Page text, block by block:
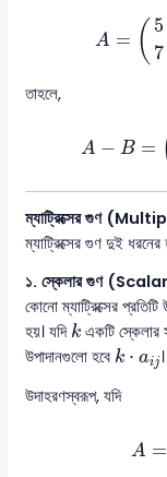
A = ( 5
7
A=
তাহলে,
A − B =
ম্যাট্রিক্সের গুণ
ম্যাট্রিক্সের গুণ দুই
১. স্কেলার গুণ
কোনো ম্যাট্রিক্সের প্রতিটি
হয়। যদি k
k একটি স্কেলার
উপাদানগুলো হবে k ⋅ aij
k ⋅aij ।
উদাহরণস্বরূপ, যদি
A =